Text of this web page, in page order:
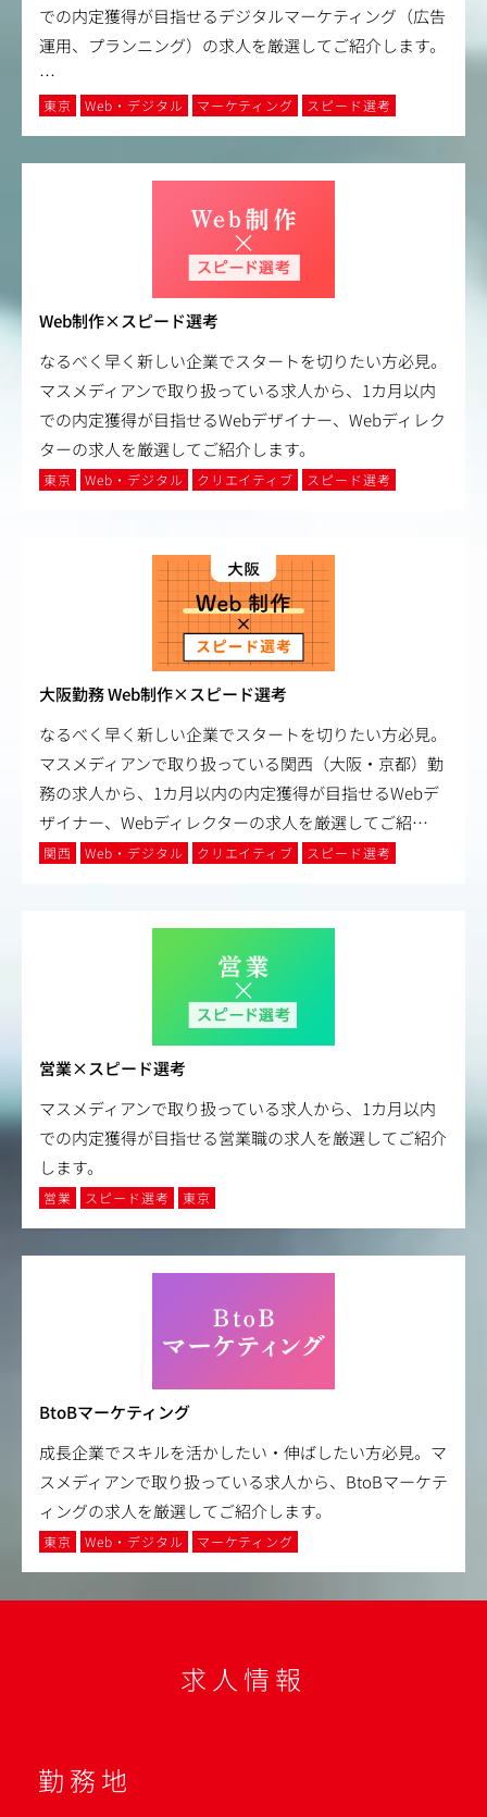
での内定獲得が目指せるデジタルマーケティング（広告
運用、プランニング）の求人を厳選してご紹介します。
…
東京 Web・デジタル マーケティング スピード選考
Web制作×スピード選考
なるべく早く新しい企業でスタートを切りたい方必見。
マスメディアンで取り扱っている求人から、1カ月以内
での内定獲得が目指せるWebデザイナー、Webディレク
ターの求人を厳選してご紹介します。
東京 Web・デジタル クリエイティブ スピード選考
大阪勤務 Web制作×スピード選考
なるべく早く新しい企業でスタートを切りたい方必見。
マスメディアンで取り扱っている関西（大阪・京都）勤
務の求人から、1カ月以内の内定獲得が目指せるWebデ
ザイナー、Webディレクターの求人を厳選してご紹…
関西 Web・デジタル クリエイティブ スピード選考
営業×スピード選考
マスメディアンで取り扱っている求人から、1カ月以内
での内定獲得が目指せる営業職の求人を厳選してご紹介
します。
営業 スピード選考 東京
BtoBマーケティング
成長企業でスキルを活かしたい・伸ばしたい方必見。マ
スメディアンで取り扱っている求人から、BtoBマーケテ
ィングの求人を厳選してご紹介します。
東京 Web・デジタル マーケティング
求人情報
勤務地